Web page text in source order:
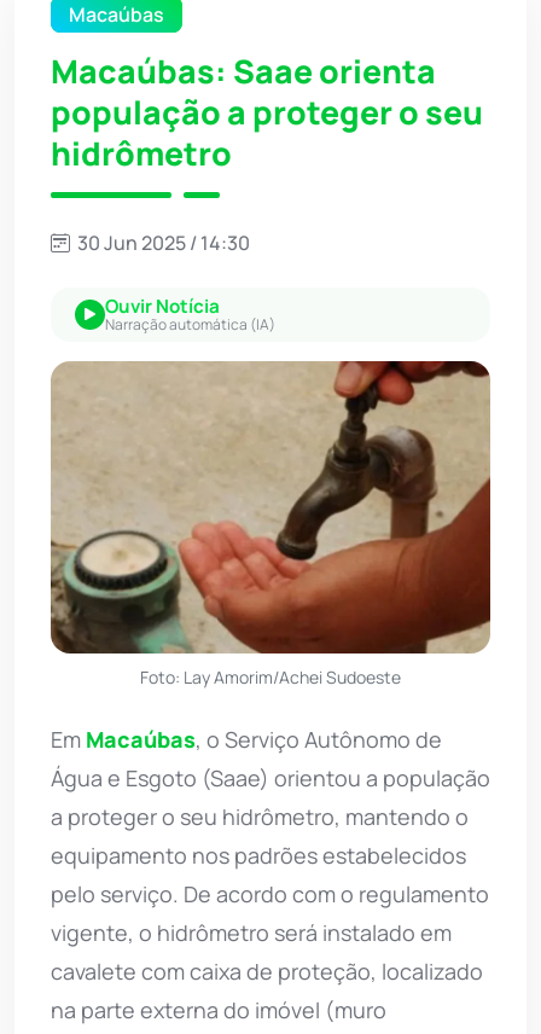
Macaúbas
Macaúbas: Saae orienta
população a proteger o seu
hidrômetro
30 Jun 2025 / 14:30
Ouvir Notícia
Narração automática (IA)
Foto: Lay Amorim/Achei Sudoeste
Em Macaúbas, o Serviço Autônomo de
Água e Esgoto (Saae) orientou a população
a proteger o seu hidrômetro, mantendo o
equipamento nos padrões estabelecidos
pelo serviço. De acordo com o regulamento
vigente, o hidrômetro será instalado em
cavalete com caixa de proteção, localizado
na parte externa do imóvel (muro